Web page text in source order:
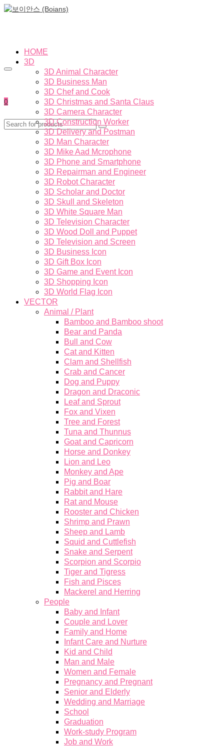
0
HOME
3D
3D Animal Character
3D Business Man
3D Chef and Cook
3D Christmas and Santa Claus
3D Camera Character
3D Construction Worker
3D Delivery and Postman
3D Man Character
3D Mike Aad Mcrophone
3D Phone and Smartphone
3D Repairman and Engineer
3D Robot Character
3D Scholar and Doctor
3D Skull and Skeleton
3D White Square Man
3D Television Character
3D Wood Doll and Puppet
3D Television and Screen
3D Business Icon
3D Gift Box Icon
3D Game and Event Icon
3D Shopping Icon
3D World Flag Icon
VECTOR
Animal / Plant
Bamboo and Bamboo shoot
Bear and Panda
Bull and Cow
Cat and Kitten
Clam and Shellfish
Crab and Cancer
Dog and Puppy
Dragon and Draconic
Leaf and Sprout
Fox and Vixen
Tree and Forest
Tuna and Thunnus
Goat and Capricorn
Horse and Donkey
Lion and Leo
Monkey and Ape
Pig and Boar
Rabbit and Hare
Rat and Mouse
Rooster and Chicken
Shrimp and Prawn
Sheep and Lamb
Squid and Cuttlefish
Snake and Serpent
Scorpion and Scorpio
Tiger and Tigress
Fish and Pisces
Mackerel and Herring
People
Baby and Infant
Couple and Lover
Family and Home
Infant Care and Nurture
Kid and Child
Man and Male
Women and Female
Pregnancy and Pregnant
Senior and Elderly
Wedding and Marriage
School
Graduation
Work-study Program
Job and Work